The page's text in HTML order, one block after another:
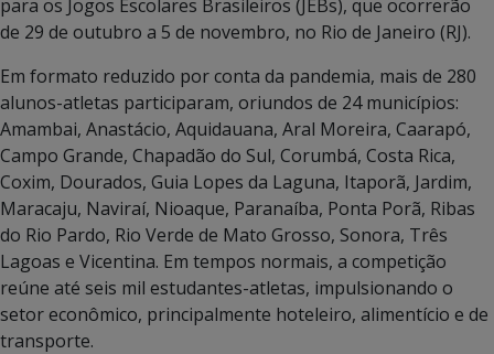
para os Jogos Escolares Brasileiros (JEBs), que ocorrerão
de 29 de outubro a 5 de novembro, no Rio de Janeiro (RJ).
Em formato reduzido por conta da pandemia, mais de 280
alunos-atletas participaram, oriundos de 24 municípios:
Amambai, Anastácio, Aquidauana, Aral Moreira, Caarapó,
Campo Grande, Chapadão do Sul, Corumbá, Costa Rica,
Coxim, Dourados, Guia Lopes da Laguna, Itaporã, Jardim,
Maracaju, Naviraí, Nioaque, Paranaíba, Ponta Porã, Ribas
do Rio Pardo, Rio Verde de Mato Grosso, Sonora, Três
Lagoas e Vicentina. Em tempos normais, a competição
reúne até seis mil estudantes-atletas, impulsionando o
setor econômico, principalmente hoteleiro, alimentício e de
transporte.